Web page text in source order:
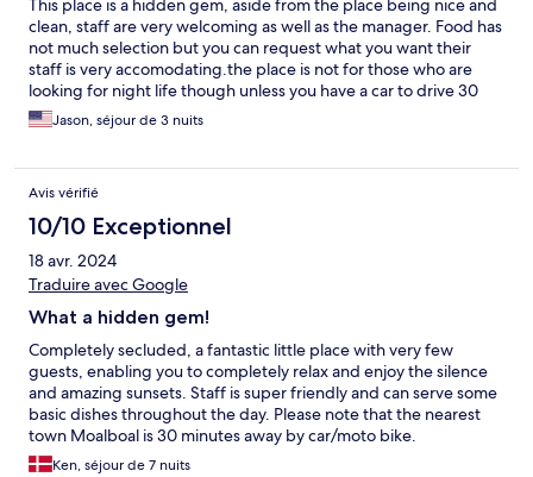
This place is a hidden gem, aside from the place being nice and
clean, staff are very welcoming as well as the manager. Food has
not much selection but you can request what you want their
staff is very accomodating.the place is not for those who are
looking for night life though unless you have a car to drive 30
minutes to Moalboal but that’s not what I came here for..
Jason, séjour de 3 nuits
Avis vérifié
10/10 Exceptionnel
18 avr. 2024
Traduire avec Google
What a hidden gem!
Completely secluded, a fantastic little place with very few
guests, enabling you to completely relax and enjoy the silence
and amazing sunsets. Staff is super friendly and can serve some
basic dishes throughout the day. Please note that the nearest
town Moalboal is 30 minutes away by car/moto bike.
Ken, séjour de 7 nuits